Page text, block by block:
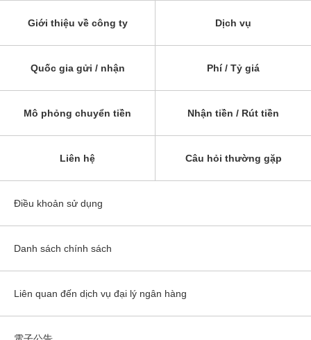
Giới thiệu về công ty Dịch vụ
Quốc gia gửi / nhận Phí / Tỷ giá
Mô phỏng chuyển tiền Nhận tiền / Rút tiền
Liên hệ Câu hỏi thường gặp
Điều khoản sử dụng
Danh sách chính sách
Liên quan đến dịch vụ đại lý ngân hàng